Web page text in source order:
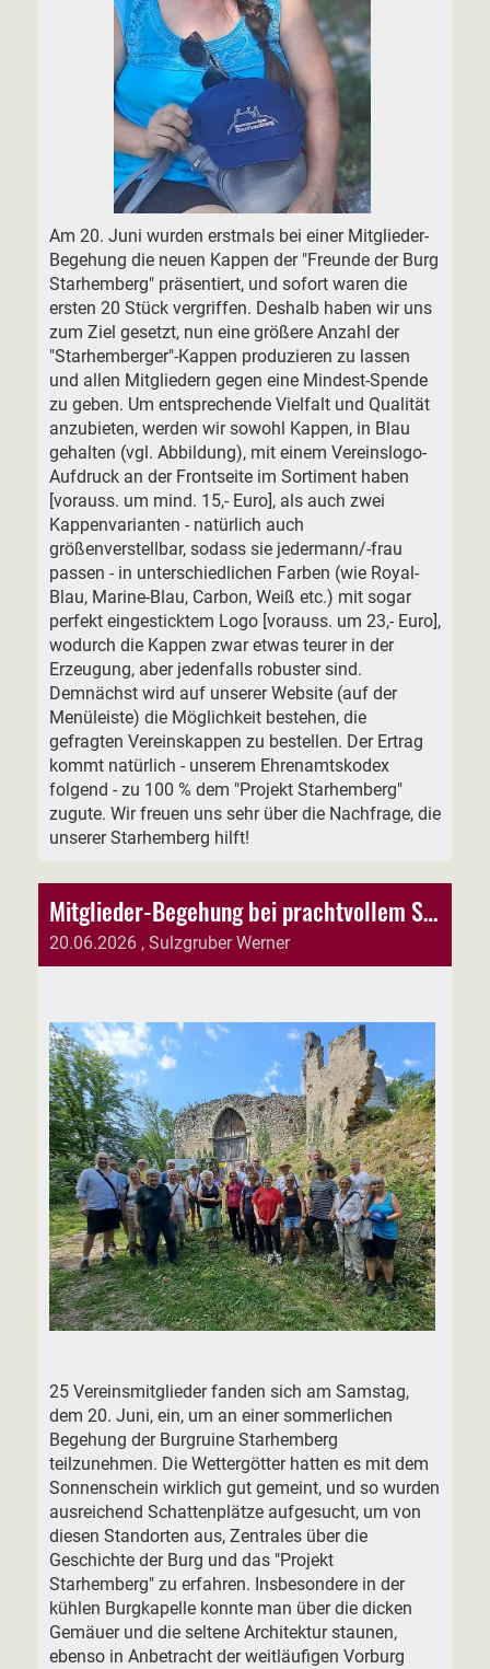
Am 20. Juni wurden erstmals bei einer Mitglieder-
Begehung die neuen Kappen der "Freunde der Burg
Starhemberg" präsentiert, und sofort waren die
ersten 20 Stück vergriffen. Deshalb haben wir uns
zum Ziel gesetzt, nun eine größere Anzahl der
"Starhemberger"-Kappen produzieren zu lassen
und allen Mitgliedern gegen eine Mindest-Spende
zu geben. Um entsprechende Vielfalt und Qualität
anzubieten, werden wir sowohl Kappen, in Blau
gehalten (vgl. Abbildung), mit einem Vereinslogo-
Aufdruck an der Frontseite im Sortiment haben
[vorauss. um mind. 15,- Euro], als auch zwei
Kappenvarianten - natürlich auch
größenverstellbar, sodass sie jedermann/-frau
passen - in unterschiedlichen Farben (wie Royal-
Blau, Marine-Blau, Carbon, Weiß etc.) mit sogar
perfekt eingesticktem Logo [vorauss. um 23,- Euro],
wodurch die Kappen zwar etwas teurer in der
Erzeugung, aber jedenfalls robuster sind.
Demnächst wird auf unserer Website (auf der
Menüleiste) die Möglichkeit bestehen, die
gefragten Vereinskappen zu bestellen. Der Ertrag
kommt natürlich - unserem Ehrenamtskodex
folgend - zu 100 % dem "Projekt Starhemberg"
zugute. Wir freuen uns sehr über die Nachfrage, die
unserer Starhemberg hilft!
Mitglieder-Begehung bei prachtvollem Sonnenschein
20.06.2026 , Sulzgruber Werner
25 Vereinsmitglieder fanden sich am Samstag,
dem 20. Juni, ein, um an einer sommerlichen
Begehung der Burgruine Starhemberg
teilzunehmen. Die Wettergötter hatten es mit dem
Sonnenschein wirklich gut gemeint, und so wurden
ausreichend Schattenplätze aufgesucht, um von
diesen Standorten aus, Zentrales über die
Geschichte der Burg und das "Projekt
Starhemberg" zu erfahren. Insbesondere in der
kühlen Burgkapelle konnte man über die dicken
Gemäuer und die seltene Architektur staunen,
ebenso in Anbetracht der weitläufigen Vorburg